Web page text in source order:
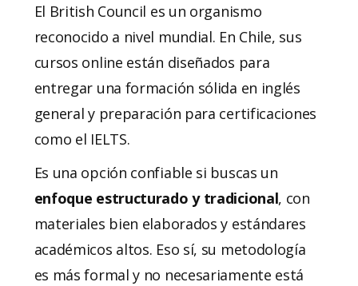
El British Council es un organismo
reconocido a nivel mundial. En Chile, sus
cursos online están diseñados para
entregar una formación sólida en inglés
general y preparación para certificaciones
como el IELTS.
Es una opción confiable si buscas un
enfoque estructurado y tradicional, con
materiales bien elaborados y estándares
académicos altos. Eso sí, su metodología
es más formal y no necesariamente está